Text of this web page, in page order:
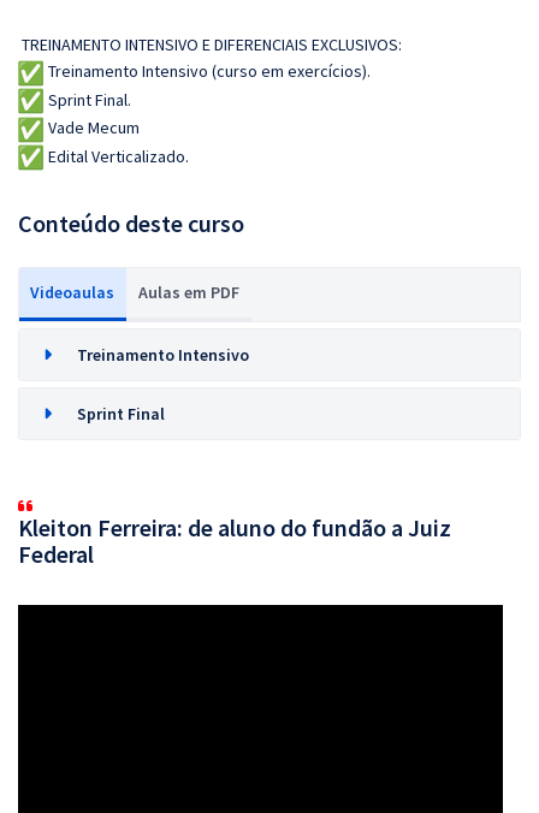
TREINAMENTO INTENSIVO E DIFERENCIAIS EXCLUSIVOS:
Treinamento Intensivo (curso em exercícios).
Sprint Final.
Vade Mecum
Edital Verticalizado.
Conteúdo deste curso
Videoaulas Aulas em PDF
Treinamento Intensivo
Sprint Final
Kleiton Ferreira: de aluno do fundão a Juiz
Federal